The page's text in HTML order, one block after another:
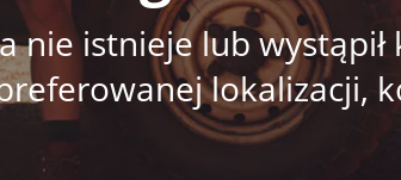
nie istnieje lub wystąpił
lokalizacji,